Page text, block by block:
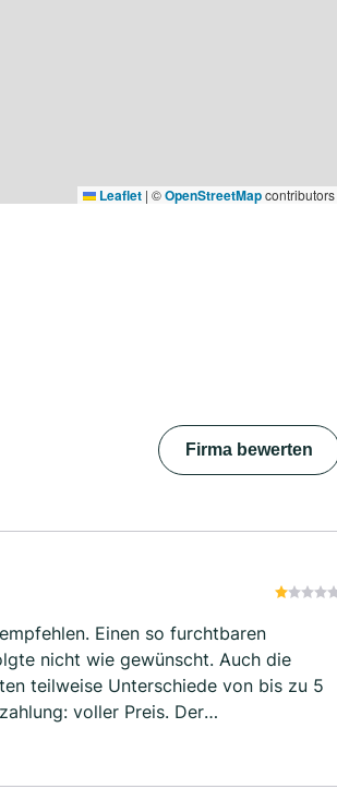
Leaflet | ©OpenStreetMapcontributors
Firma bewerten
Einen so furchtbaren
nicht wie gewünscht. Auch die
teilweise Unterschiede von bis zu 5
voller Preis. Der